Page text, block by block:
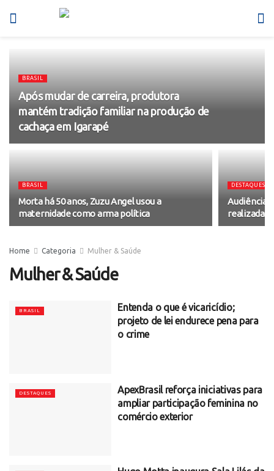
BRASIL
Após mudar de carreira, produtora
mantém tradição familiar na produção de
cachaça em Igarapé
BRASIL
Morta há 50 anos, Zuzu Angel usou a
maternidade como arma política
DESTAQUES
Audiência
realizada
Home Categoria Mulher & Saúde
Mulher & Saúde
BRASIL
Entenda o que é vicaricídio;
projeto de lei endurece pena para
o crime
DESTAQUES
ApexBrasil reforça iniciativas para
ampliar participação feminina no
comércio exterior